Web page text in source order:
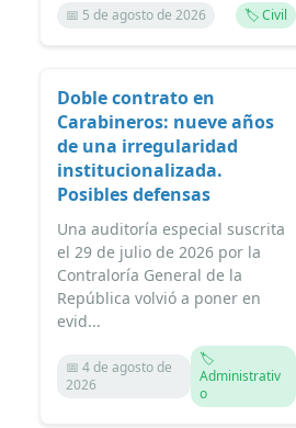
📅 5 de agosto de 2026 🏷️ Civil
Doble contrato en
Carabineros: nueve años
de una irregularidad
institucionalizada.
Posibles defensas
Una auditoría especial suscrita
el 29 de julio de 2026 por la
Contraloría General de la
República volvió a poner en
evid...
📅 4 de agosto de
2026
🏷️
Administrativ
o